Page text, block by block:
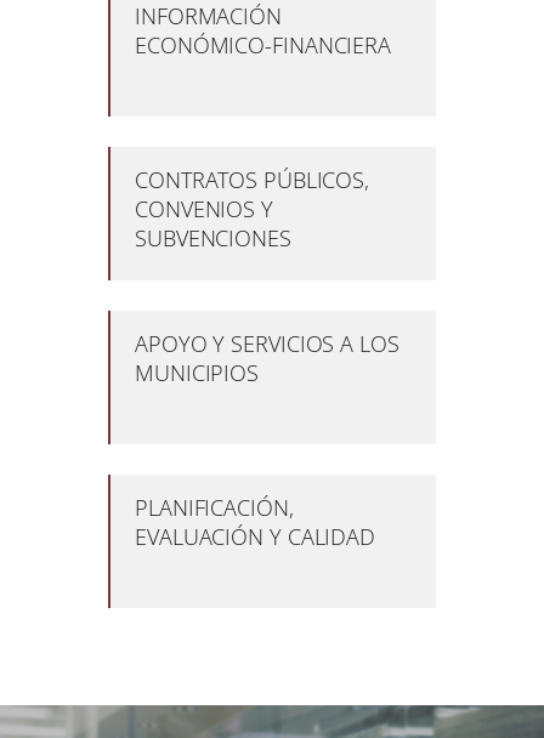
INFORMACIÓN
ECONÓMICO-FINANCIERA
CONTRATOS PÚBLICOS,
CONVENIOS Y
SUBVENCIONES
APOYO Y SERVICIOS A LOS
MUNICIPIOS
PLANIFICACIÓN,
EVALUACIÓN Y CALIDAD